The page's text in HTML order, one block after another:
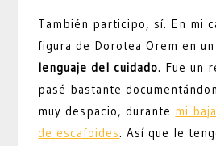
También participo, sí. En mi
figura de Dorotea Orem en
lenguaje del cuidado. Fue un
pasé bastante
muy despacio, durante mi
de escafoides. Así que le